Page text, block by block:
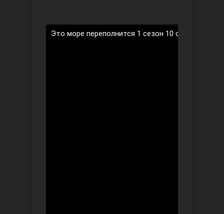
Это море переполнится 1 сезон 10 серия на